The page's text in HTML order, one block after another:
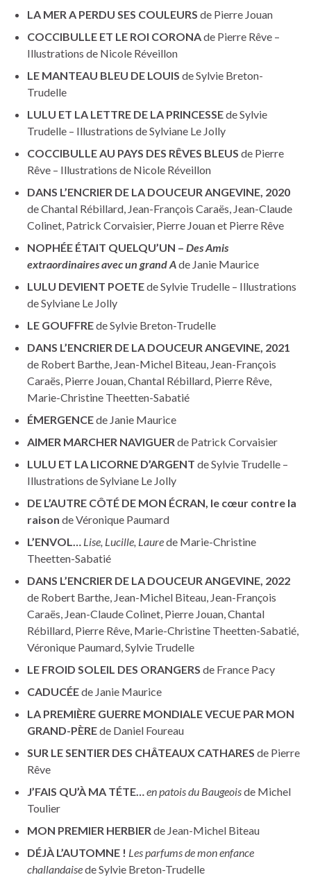
LA MER A PERDU SES COULEURS de Pierre Jouan
COCCIBULLE ET LE ROI CORONAde Pierre Rêve –
Illustrations de Nicole Réveillon
LE MANTEAU BLEU DE LOUIS de Sylvie Breton-
Trudelle
LULU ET LA LETTRE DE LA PRINCESSEde Sylvie
Trudelle – Illustrations de Sylviane Le Jolly
COCCIBULLE AU PAYS DES RÊVES BLEUS de Pierre
Rêve – Illustrations de Nicole Réveillon
DANS L’ENCRIER DE LA DOUCEUR ANGEVINE, 2020
de Chantal Rébillard, Jean-François Caraës, Jean-Claude
Colinet, Patrick Corvaisier, Pierre Jouan et Pierre Rêve
NOPHÉE ÉTAIT QUELQU’UN – Des Amis
extraordinaires avec un grand Ade Janie Maurice
LULU DEVIENT POETEde Sylvie Trudelle – Illustrations
de Sylviane Le Jolly
LE GOUFFREde Sylvie Breton-Trudelle
DANS L’ENCRIER DE LA DOUCEUR ANGEVINE, 2021
de Robert Barthe, Jean-Michel Biteau, Jean-François
Caraës, Pierre Jouan, Chantal Rébillard, Pierre Rêve,
Marie-Christine Theetten-Sabatié
ÉMERGENCEde Janie Maurice
AIMER MARCHER NAVIGUER de Patrick Corvaisier
LULU ET LA LICORNE D’ARGENT de Sylvie Trudelle –
Illustrations de Sylviane Le Jolly
DE L’AUTRE CÔTÉ DE MON ÉCRAN, le cœur contre la
raison de Véronique Paumard
L’ENVOL… Lise, Lucille, Laurede Marie-Christine
Theetten-Sabatié
DANS L’ENCRIER DE LA DOUCEUR ANGEVINE, 2022
de Robert Barthe, Jean-Michel Biteau, Jean-François
Caraës, Jean-Claude Colinet, Pierre Jouan, Chantal
Rébillard, Pierre Rêve, Marie-Christine Theetten-Sabatié,
Véronique Paumard, Sylvie Trudelle
LE FROID SOLEIL DES ORANGERS de France Pacy
CADUCÉEde Janie Maurice
LA PREMIÈRE GUERRE MONDIALE VECUE PAR MON
GRAND-PÈREde Daniel Foureau
SUR LE SENTIER DES CHÂTEAUX CATHARES de Pierre
Rêve
J’FAIS QU’À MA TÉTE…en patois du Baugeoisde Michel
Toulier
MON PREMIER HERBIER de Jean-Michel Biteau
DÉJÀ L’AUTOMNE ! Les parfums de mon enfance
challandaisede Sylvie Breton-Trudelle